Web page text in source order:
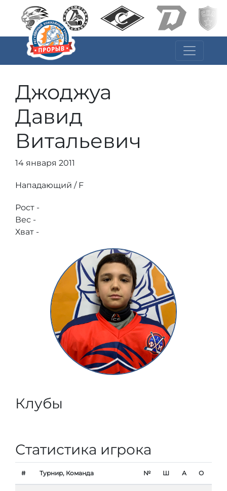
Джоджуа
Давид
Витальевич
14 января 2011
Нападающий / F
Рост -
Вес -
Хват -
Клубы
Статистика игрока
# Турнир, Команда № Ш А О